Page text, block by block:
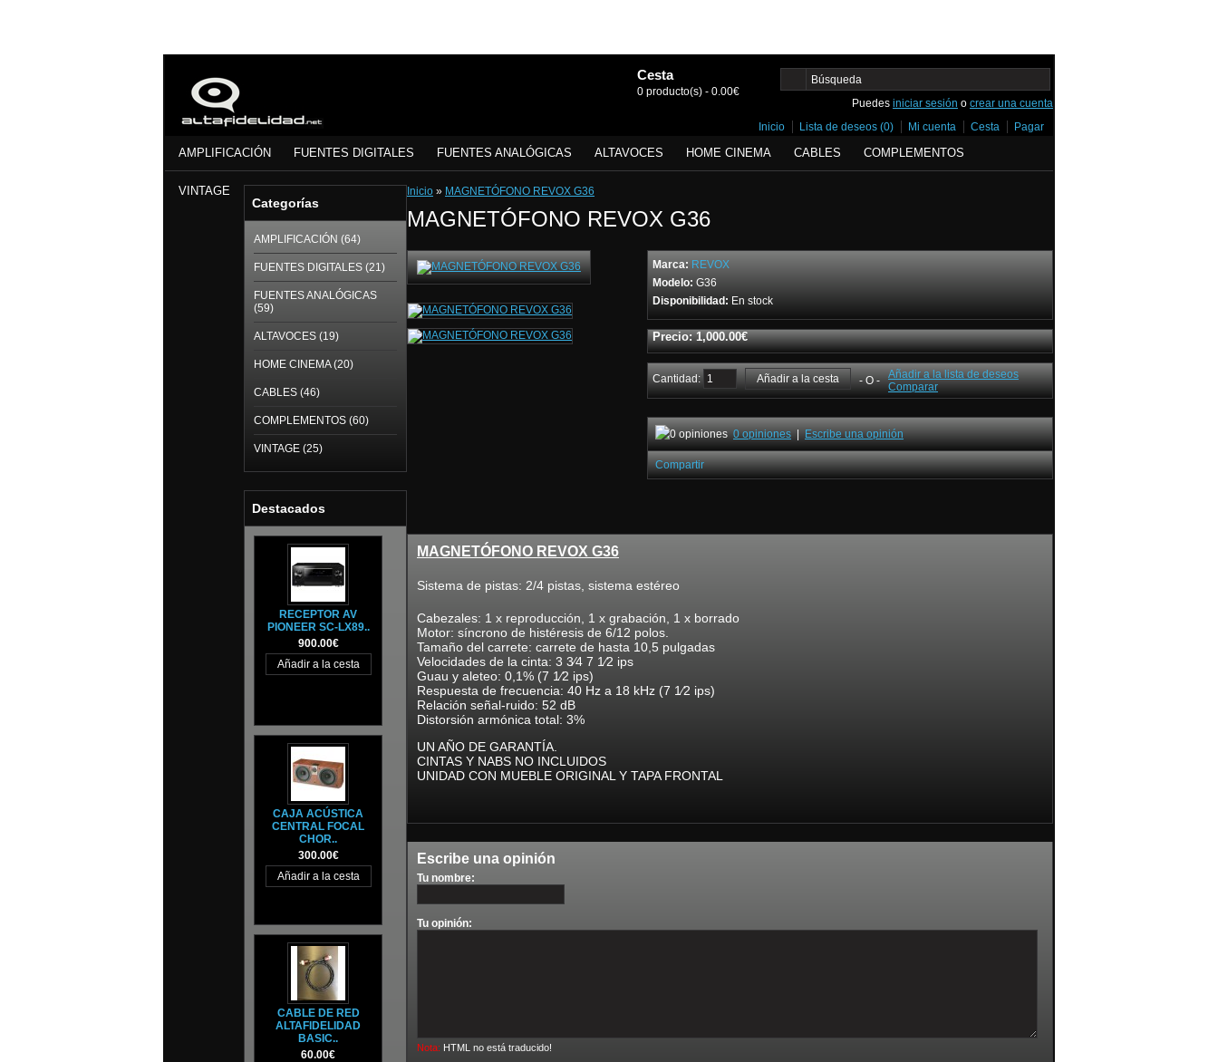
Cesta
0 producto(s) - 0.00€
Puedes iniciar sesión o crear una cuenta
Inicio
Lista de deseos (0) Mi cuenta Cesta Pagar
AMPLIFICACIÓN FUENTES DIGITALES FUENTES ANALÓGICAS ALTAVOCES HOME CINEMA CABLES COMPLEMENTOS
VINTAGE
Categorías
AMPLIFICACIÓN (64)
FUENTES DIGITALES (21)
FUENTES ANALÓGICAS
(59)
ALTAVOCES (19)
HOME CINEMA (20)
CABLES (46)
COMPLEMENTOS (60)
VINTAGE (25)
Destacados
RECEPTOR AV
PIONEER SC-LX89..
900.00€
CAJA ACÚSTICA
CENTRAL FOCAL
CHOR..
300.00€
CABLE DE RED
ALTAFIDELIDAD
BASIC..
60.00€
Inicio » MAGNETÓFONO REVOX G36
MAGNETÓFONO REVOX G36
Marca: REVOX
Modelo: G36
Disponibilidad: En stock
Precio: 1,000.00€
Cantidad: - O -Añadir a la lista de deseos
Comparar
0 opiniones|Escribe una opinión
Compartir
MAGNETÓFONO REVOX G36
Sistema de pistas: 2/4 pistas, sistema estéreo
Cabezales: 1 x reproducción, 1 x grabación, 1 x borrado
Motor: síncrono de histéresis de 6/12 polos.
Tamaño del carrete: carrete de hasta 10,5 pulgadas
Velocidades de la cinta: 3 3⁄4 7 1⁄2 ips
Guau y aleteo: 0,1% (7 1⁄2 ips)
Respuesta de frecuencia: 40 Hz a 18 kHz (7 1⁄2 ips)
Relación señal-ruido: 52 dB
Distorsión armónica total: 3%
UN AÑO DE GARANTÍA.
CINTAS Y NABS NO INCLUIDOS
UNIDAD CON MUEBLE ORIGINAL Y TAPA FRONTAL
Escribe una opinión
Tu nombre:
Tu opinión:
Nota: HTML no está traducido!